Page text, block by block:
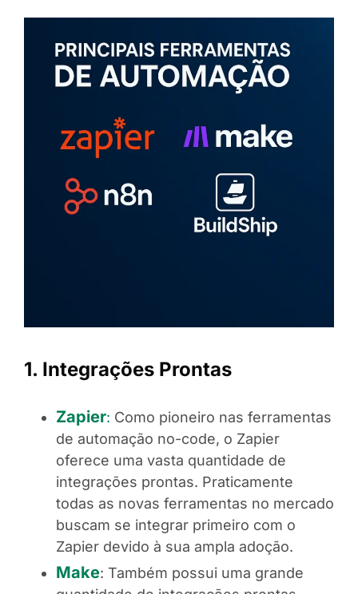
1. Integrações Prontas
Zapier: Como pioneiro nas ferramentas
de automação no-code, o Zapier
oferece uma vasta quantidade de
integrações prontas. Praticamente
todas as novas ferramentas no mercado
buscam se integrar primeiro com o
Zapier devido à sua ampla adoção.
Make: Também possui uma grande